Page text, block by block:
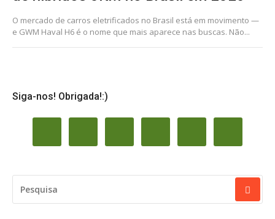
O mercado de carros eletrificados no Brasil está em movimento —
e GWM Haval H6 é o nome que mais aparece nas buscas. Não...
Siga-nos! Obrigada!:)
POR: